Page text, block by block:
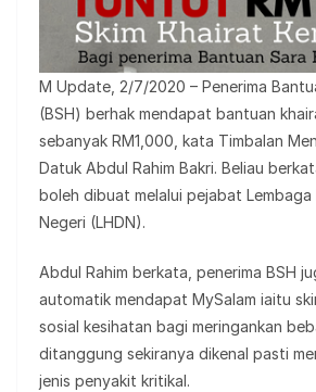
M Update, 2/7/2020 – Penerima
(BSH) berhak mendapat bantuan
sebanyak RM1,000, kata Timbalan
Datuk Abdul Rahim Bakri. Beliau
boleh dibuat melalui pejabat Lembaga
Negeri (LHDN).
Abdul Rahim berkata, penerima BSH
automatik mendapat MySalam iaitu
sosial kesihatan bagi meringankan
ditanggung sekiranya dikenal pasti
jenis penyakit kritikal.